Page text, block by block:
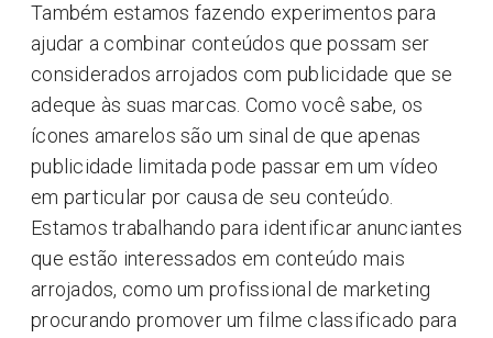
Também estamos fazendo experimentos para
ajudar a combinar conteúdos que possam ser
considerados arrojados com publicidade que se
adeque às suas marcas. Como você sabe, os
ícones amarelos são um sinal de que apenas
publicidade limitada pode passar em um vídeo
em particular por causa de seu conteúdo.
Estamos trabalhando para identificar anunciantes
que estão interessados em conteúdo mais
arrojados, como um profissional de marketing
procurando promover um filme classificado para